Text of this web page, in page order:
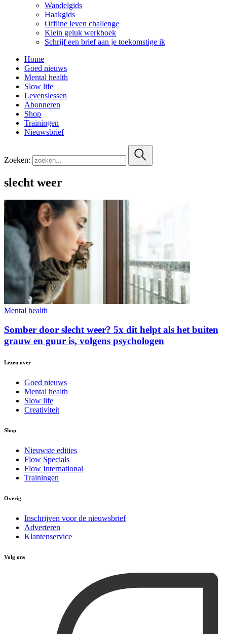
Wandelgids
Haakgids
Offline leven challenge
Klein geluk werkboek
Schrijf een brief aan je toekomstige ik
Home
Goed nieuws
Mental health
Slow life
Levenslessen
Abonneren
Shop
Trainingen
Nieuwsbrief
Zoeken:
slecht weer
Mental health
Somber door slecht weer? 5x dit helpt als het buiten
grauw en guur is, volgens psychologen
Lezen over
Goed nieuws
Mental health
Slow life
Creativiteit
Shop
Nieuwste edities
Flow Specials
Flow International
Trainingen
Overig
Inschrijven voor de nieuwsbrief
Adverteren
Klantenservice
Volg ons